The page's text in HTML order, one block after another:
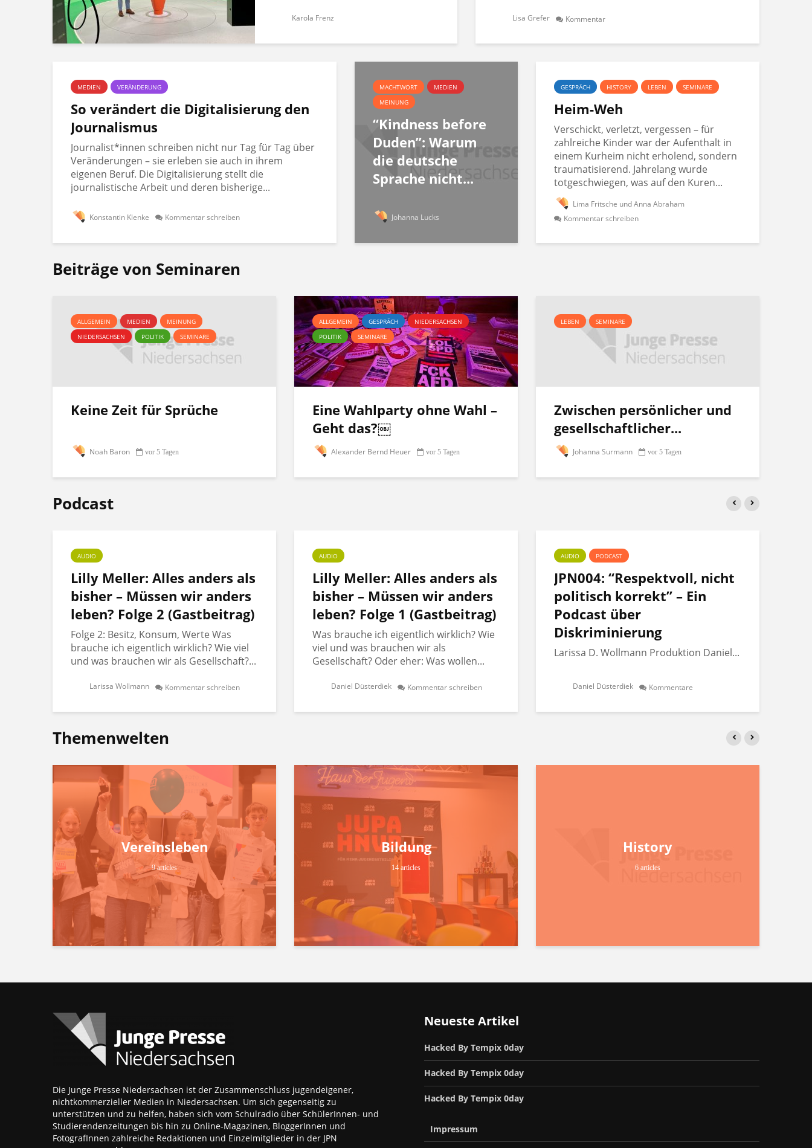
Karola Frenz Lisa Grefer Kommentar
MEDIEN VERÄNDERUNG
So verändert die Digitalisierung den
Journalismus
Journalist*innen schreiben nicht nur Tag für Tag über
Veränderungen – sie erleben sie auch in ihrem
eigenen Beruf. Die Digitalisierung stellt die
journalistische Arbeit und deren bisherige...
Konstantin Klenke Kommentar schreiben
MACHTWORT
MEDIEN
MEINUNG
“Kindness before
Duden”: Warum
die deutsche
Sprache nicht...
Johanna Lucks
GESPRÄCH HISTORY LEBEN SEMINARE
Heim-Weh
Verschickt, verletzt, vergessen – für
zahlreiche Kinder war der Aufenthalt in
einem Kurheim nicht erholend, sondern
traumatisierend. Jahrelang wurde
totgeschwiegen, was auf den Kuren...
Lima Fritsche und Anna Abraham
Kommentar schreiben
Beiträge von Seminaren
ALLGEMEIN MEDIEN
MEINUNG
NIEDERSACHSEN
POLITIK SEMINARE
Keine Zeit für Sprüche
Noah Baron vor 5 Tagen
ALLGEMEIN GESPRÄCH
NIEDERSACHSEN
POLITIK
SEMINARE
Eine Wahlparty ohne Wahl –
Geht das?￼
Alexander Bernd Heuer vor 5 Tagen
LEBEN SEMINARE
Zwischen persönlicher und
gesellschaftlicher...
Johanna Surmann vor 5 Tagen
Podcast
AUDIO
Lilly Meller: Alles anders als
bisher – Müssen wir anders
leben? Folge 2 (Gastbeitrag)
Folge 2: Besitz, Konsum, Werte Was
brauche ich eigentlich wirklich? Wie viel
und was brauchen wir als Gesellschaft?...
Larissa Wollmann Kommentar schreiben
AUDIO
Lilly Meller: Alles anders als
bisher – Müssen wir anders
leben? Folge 1 (Gastbeitrag)
Was brauche ich eigentlich wirklich? Wie
viel und was brauchen wir als
Gesellschaft? Oder eher: Was wollen...
Daniel Düsterdiek Kommentar schreiben
AUDIO PODCAST
JPN004: “Respektvoll, nicht
politisch korrekt” – Ein
Podcast über
Diskriminierung
Larissa D. Wollmann Produktion Daniel...
Daniel Düsterdiek Kommentare
Themenwelten
Vereinsleben
9 articles
Bildung
14 articles
History
6 articles
Die Junge Presse Niedersachsen ist der Zusammenschluss jugendeigener,
nichtkommerzieller Medien in Niedersachsen. Um sich gegenseitig zu
unterstützen und zu helfen, haben sich vom Schulradio über SchülerInnen- und
Studierendenzeitungen bis hin zu Online-Magazinen, BloggerInnen und
FotografInnen zahlreiche Redaktionen und Einzelmitglieder in der JPN
Neueste Artikel
Hacked By Tempix 0day
Hacked By Tempix 0day
Hacked By Tempix 0day
Impressum